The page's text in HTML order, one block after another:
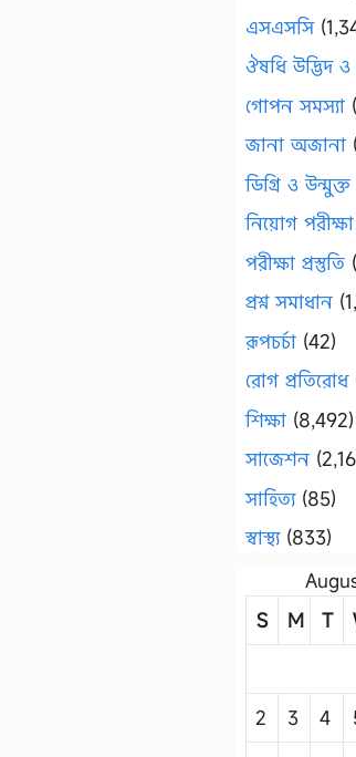
এসএসসি
ঔষধি উদ্ভিদ ও
গোপন সমস্যা
জানা অজানা
ডিগ্রি ও উন্মুক্ত
নিয়োগ পরীক্ষা
পরীক্ষা প্রস্তুতি
প্রশ্ন সমাধান
রূপচর্চা (42)
রোগ প্রতিরোধ
শিক্ষা (8,492)
সাজেশন
সাহিত্য(85)
স্বাস্থ্য(833)
S
M T
2
3 4